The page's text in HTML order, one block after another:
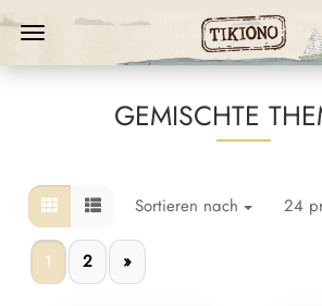
GEMISCHTE
Sortieren nach 24
1 2 »